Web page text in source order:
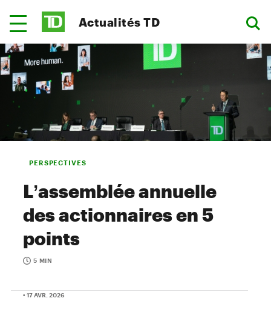
Actualités TD
PERSPECTIVES
L’assemblée annuelle
des actionnaires en 5
points
5 MIN
• 17 AVR. 2026